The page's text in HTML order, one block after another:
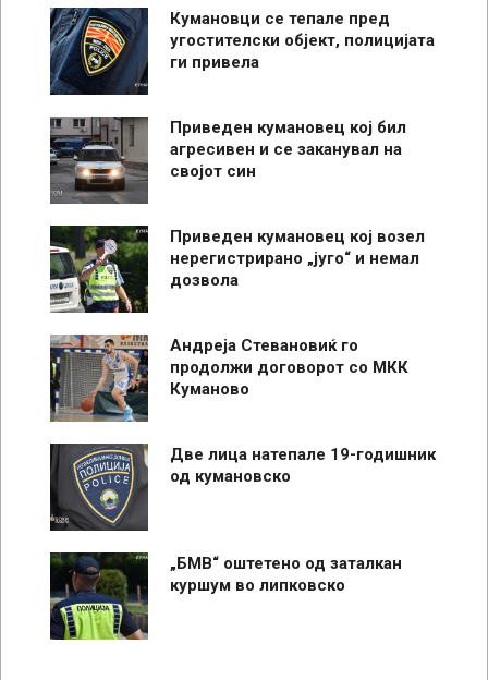
Кумановци се тепале пред
угостителски објект, полицијата
ги привела
Приведен кумановец кој бил
агресивен и се заканувал на
својот син
Приведен кумановец кој возел
нерегистрирано „југо“ и немал
дозвола
Андреја Стевановиќ го
продолжи договорот со МКК
Куманово
Две лица натепале 19-годишник
од кумановско
„БМВ“ оштетено од заталкан
куршум во липковско